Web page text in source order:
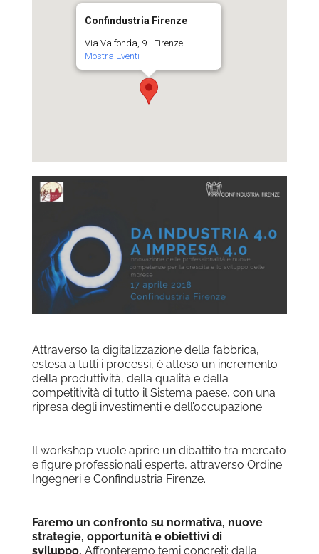
Confindustria Firenze
Via Valfonda, 9 - Firenze
Mostra Eventi
Attraverso la digitalizzazione della fabbrica,
estesa a tutti i processi, è atteso un incremento
della produttività, della qualità e della
competitività di tutto il Sistema paese, con una
ripresa degli investimenti e dell’occupazione.
Il workshop vuole aprire un dibattito tra mercato
e figure professionali esperte, attraverso Ordine
Ingegneri e Confindustria Firenze.
Faremo un confronto su normativa, nuove
strategie, opportunità e obiettivi di
sviluppo. Affronteremo temi concreti: dalla